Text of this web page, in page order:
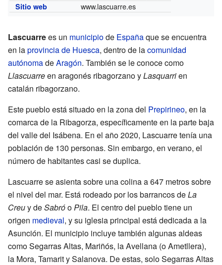
Sitio web www.lascuarre.es
Lascuarrees un municipiode Españaque se encuentra
en laprovincia de Huesca, dentro de lacomunidad
autónomadeAragón. También se le conoce como
Llascuarreen aragonés ribagorzano yLasquarrien
catalán ribagorzano.
Este pueblo está situado en la zona del Prepirineo, en la
comarca de la Ribagorza, específicamente en la parte baja
del valle del Isábena. En el año 2020, Lascuarre tenía una
población de 130 personas. Sin embargo, en verano, el
número de habitantes casi se duplica.
Lascuarre se asienta sobre una colina a 647 metros sobre
el nivel del mar. Está rodeado por los barrancos deLa
Creuy deSabróoPila. El centro del pueblo tiene un
origen medieval, y su iglesia principal está dedicada a la
Asunción. El municipio incluye también algunas aldeas
como Segarras Altas, Mariñós, la Avellana (o Ametllera),
la Mora, Tamarit y Salanova. De estas, solo Segarras Altas